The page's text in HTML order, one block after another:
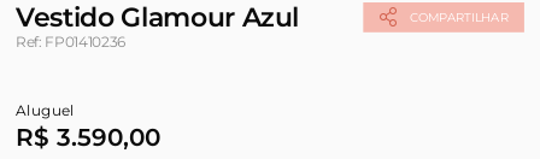
COMPARTILHAR
Vestido Glamour Azul
Ref: FP01410236
Aluguel
R$ 3.590,00